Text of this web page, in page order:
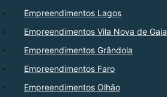
Empreendimentos Lagos
Empreendimentos Vila Nova de Gaia
Empreendimentos Grândola
Empreendimentos Faro
Empreendimentos Olhão